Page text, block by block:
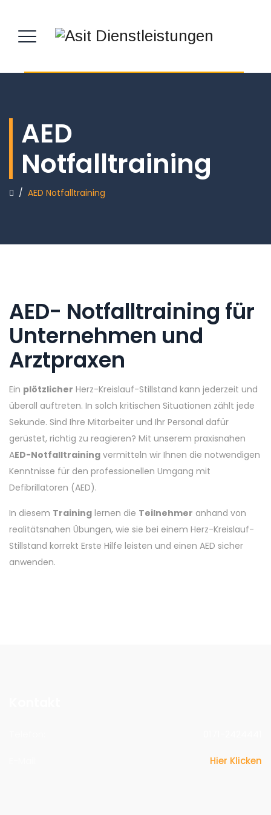
AED
Notfalltraining
/ AED Notfalltraining
AED- Notfalltraining für
Unternehmen und
Arztpraxen
Ein plötzlicher Herz-Kreislauf-Stillstand kann jederzeit und
überall auftreten. In solch kritischen Situationen zählt jede
Sekunde. Sind Ihre Mitarbeiter und Ihr Personal dafür
gerüstet, richtig zu reagieren? Mit unserem praxisnahen
AED-Notfalltraining vermitteln wir Ihnen die notwendigen
Kenntnisse für den professionellen Umgang mit
Defibrillatoren (AED).
In diesem Training lernen die Teilnehmer anhand von
realitätsnahen Übungen, wie sie bei einem Herz-Kreislauf-
Stillstand korrekt Erste Hilfe leisten und einen AED sicher
anwenden.
Hier Klicken